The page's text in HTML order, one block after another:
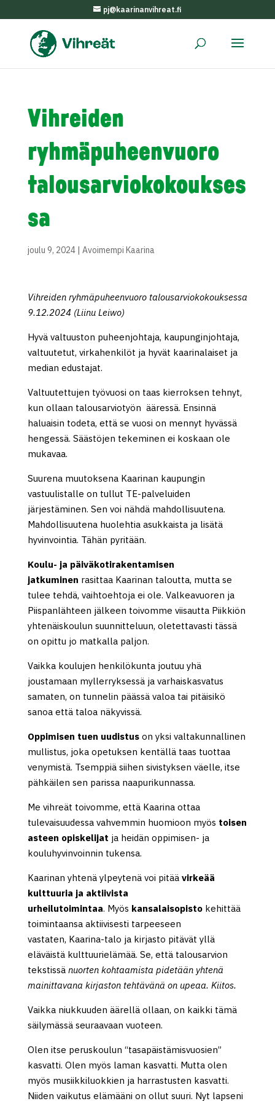
pj@kaarinanvihreat.fi
Vihreiden
ryhmäpuheenvuoro
talousarviokokoukses
sa
joulu 9, 2024| Avoimempi Kaarina
Vihreiden ryhmäpuheenvuoro talousarviokokouksessa
9.12.2024 (Liinu Leiwo)
Hyvä valtuuston puheenjohtaja, kaupunginjohtaja,
valtuutetut, virkahenkilöt ja hyvät kaarinalaiset ja
median edustajat.
Valtuutettujen työvuosi on taas kierroksen tehnyt,
kun ollaan talousarviotyön ääressä. Ensinnä
haluaisin todeta, että se vuosi on mennyt hyvässä
hengessä. Säästöjen tekeminen ei koskaan ole
mukavaa.
Suurena muutoksena Kaarinan kaupungin
vastuulistalle on tullut TE-palveluiden
järjestäminen. Sen voi nähdä mahdollisuutena.
Mahdollisuutena huolehtia asukkaista ja lisätä
hyvinvointia. Tähän pyritään.
Koulu- ja päiväkotirakentamisen
jatkuminen rasittaa Kaarinan taloutta, mutta se
tulee tehdä, vaihtoehtoja ei ole. Valkeavuoren ja
Piispanlähteen jälkeen toivomme viisautta Piikkiön
yhtenäiskoulun suunnitteluun, oletettavasti tässä
on opittu jo matkalla paljon.
Vaikka koulujen henkilökunta joutuu yhä
joustamaan myllerryksessä ja varhaiskasvatus
samaten, on tunnelin päässä valoa tai pitäisikö
sanoa että taloa näkyvissä.
Oppimisen tuen uudistuson yksi valtakunnallinen
mullistus, joka opetuksen kentällä taas tuottaa
venymistä. Tsemppiä siihen sivistyksen väelle, itse
pähkäilen sen parissa naapurikunnassa.
Me vihreät toivomme, että Kaarina ottaa
tulevaisuudessa vahvemmin huomioon myös toisen
asteen opiskelijat ja heidän oppimisen- ja
kouluhyvinvoinnin tukensa.
Kaarinan yhtenä ylpeytenä voi pitää virkeää
kulttuuria ja aktiivista
urheilutoimintaa. Myös kansalaisopisto kehittää
toimintaansa aktiivisesti tarpeeseen
vastaten, Kaarina-talo ja kirjasto pitävät yllä
eläväistä kulttuurielämää. Se, että talousarvion
tekstissä nuorten kohtaamista pidetään yhtenä
mainittavana kirjaston tehtävänä on upeaa. Kiitos.
Vaikka niukkuuden äärellä ollaan, on kaikki tämä
säilymässä seuraavaan vuoteen.
Olen itse peruskoulun “tasapäistämisvuosien”
kasvatti. Olen myös laman kasvatti. Mutta olen
myös musiikkiluokkien ja harrastusten kasvatti.
Niiden vaikutus elämääni on ollut suuri. Nyt lapseni